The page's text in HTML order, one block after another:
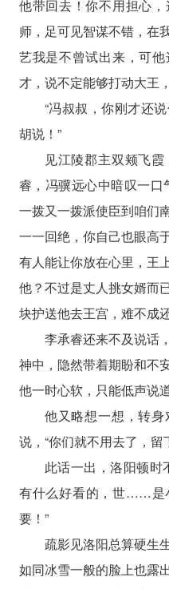
他带回去！你不用担心
师，足可见智谋不错，在
艺我是不曾试出来，可
才，说不定能够打动大王
“冯叔叔，你刚才还
胡说！”
见江陵郡主双颊飞
睿，冯骥远心中暗叹一口
一拨又一拨派使臣到咱们
一一回绝，你自己也眼高
有人能让你放在心里，王
他？不过是丈人挑女婿而
块护送他去王宫，难不成
李承睿还来不及说话
神中，隐然带着期盼和不
他一时心软，只能低声说
他又略想一想，转
说，“你们就不用去了，留
此话一出，洛阳顿时
有什么好看的，世……是
要！”
疏影见洛阳总算硬生
如同冰雪一般的脸上也露